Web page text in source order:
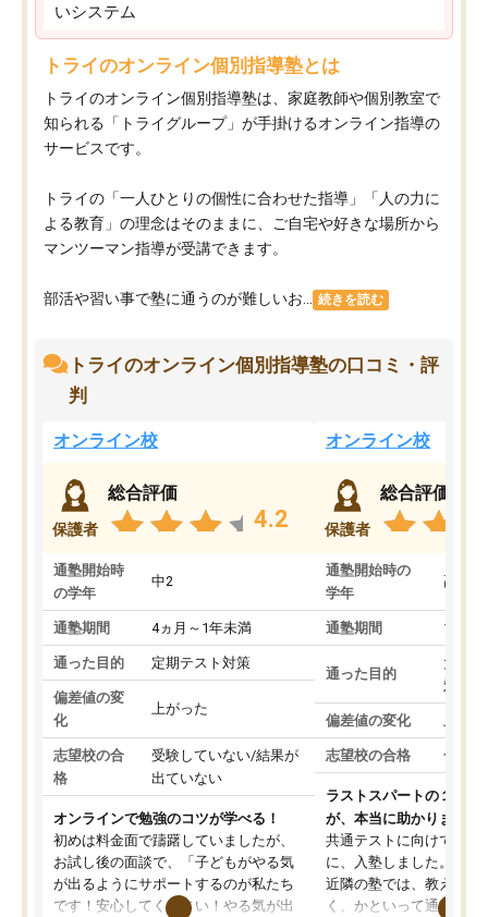
いシステム
トライのオンライン個別指導塾とは
トライのオンライン個別指導塾は、家庭教師や個別教室で
知られる「トライグループ」が手掛けるオンライン指導の
サービスです。
トライの「一人ひとりの個性に合わせた指導」「人の力に
よる教育」の理念はそのままに、ご自宅や好きな場所から
マンツーマン指導が受講できます。
部活や習い事で塾に通うのが難しいお... 続きを読む
トライのオンライン個別指導塾の口コミ・評
判
オンライン校
保護者
総合評価
4.2
通塾開始時
の学年
中2
通塾期間 4ヵ月～1年未満
通った目的 定期テスト対策
偏差値の変
化
上がった
志望校の合
格
受験していない/結果が
出ていない
オンラインで勉強のコツが学べる！
初めは料金面で躊躇していましたが、
お試し後の面談で、「子どもがやる気
が出るようにサポートするのが私たち
です！安心してください！やる気が出
オンライン校
保護者
総合評価
通塾開始時の
学年
高3
通塾期間 1～3
通った目的
大学
対策
偏差値の変化
志望校の合格 合格
ラストスパートの１か月
が、本当に助かりました
共通テストに向けての追
に、入塾しました。田舎
近隣の塾では、教えても
く、かといって通うには